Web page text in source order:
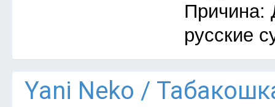
Причина:
русские
Yani Neko /